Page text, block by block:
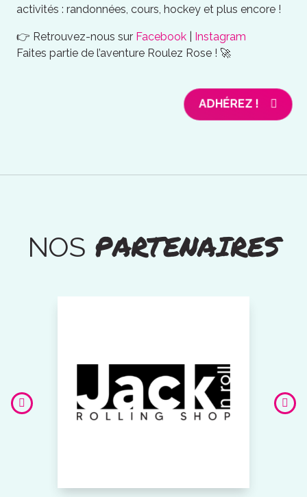
activités : randonnées, cours, hockey et plus encore !
👉 Retrouvez-nous sur Facebook
Instagram
Faites partie de l’aventure Roulez Rose ! 🚀
ADHÉREZ !
NOSPARTENAIRES